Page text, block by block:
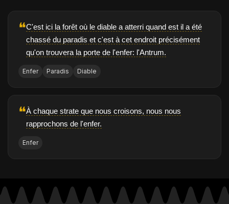
❝C'est ici la forêt où le diable a atterri quand est il a été
chassé du paradis et c'est à cet endroit précisément
qu'on trouvera la porte de l'enfer: l'Antrum.
Enfer Paradis Diable
❝À chaque strate que nous croisons, nous nous
rapprochons de l'enfer.
Enfer